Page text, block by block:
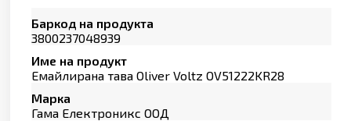
Баркод на продукта
3800237048939
Име на продукт
Емайлирана тава Oliver Voltz OV51222KR28
Марка
Гама Електроникс ООД